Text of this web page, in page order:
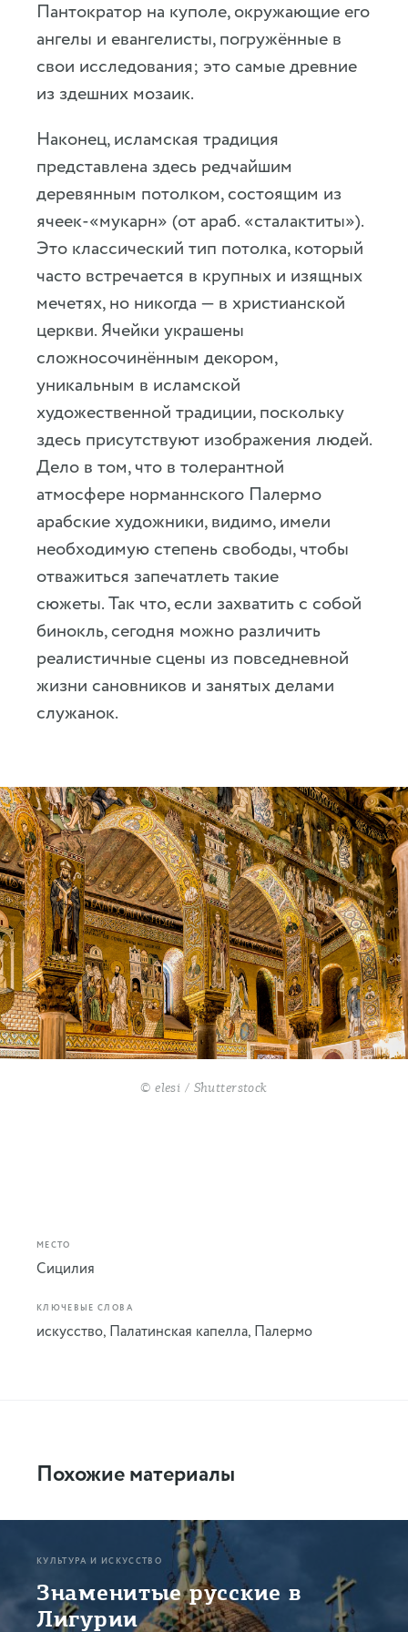
Пантократор на куполе, окружающие его
ангелы и евангелисты, погружённые в
свои исследования; это самые древние
из здешних мозаик.
Наконец, исламская традиция
представлена здесь редчайшим
деревянным потолком, состоящим из
ячеек-«мукарн» (от араб. «сталактиты»).
Это классический тип потолка, который
часто встречается в крупных и изящных
мечетях, но никогда — в христианской
церкви. Ячейки украшены
сложносочинённым декором,
уникальным в исламской
художественной традиции, поскольку
здесь присутствуют изображения людей.
Дело в том, что в толерантной
атмосфере норманнского Палермо
арабские художники, видимо, имели
необходимую степень свободы, чтобы
отважиться запечатлеть такие
сюжеты. Так что, если захватить с собой
бинокль, сегодня можно различить
реалистичные сцены из повседневной
жизни сановников и занятых делами
служанок.
© elesi / Shutterstock
МЕСТО
Сицилия
КЛЮЧЕВЫЕ СЛОВА
искусство, Палатинская капелла, Палермо
Похожие материалы
КУЛЬТУРА И ИСКУССТВО
Знаменитые русские в
Лигурии